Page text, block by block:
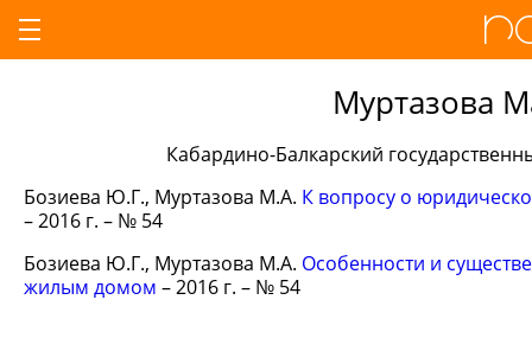
Муртазова
Кабардино-Балкарский
Бозиева Ю.Г., Муртазова М.А. К вопросу о
– 2016 г. – № 54
Бозиева Ю.Г., Муртазова М.А. Особенности и
жилым домом – 2016 г. – № 54